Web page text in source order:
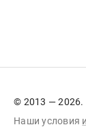
© 2013 — 2026.
Наши условия